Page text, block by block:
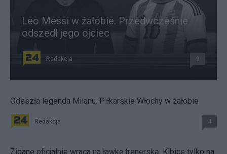
Leo Messi w żałobie. Przedwcześnie
odszedł jego ojciec
Redakcja 9
Odeszła legenda Milanu. Piłkarskie Włochy w żałobie
Redakcja 4
Zidane oficjalnie wraca na ławkę trenerską. Kibice tylko na